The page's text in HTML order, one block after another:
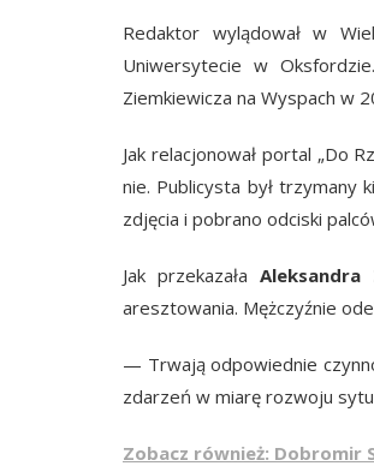
Redaktor wylądował w
Uniwersytecie w
Ziemkiewicza na Wyspach w
Jak relacjonował portal „Do
nie. Publicysta był trzymany
zdjęcia i pobrano odciski
Jak przekazała Aleksandra
aresztowania. Mężczyźnie
— Trwają odpowiednie
zdarzeń w miarę rozwoju
Zobacz również: Dobromir